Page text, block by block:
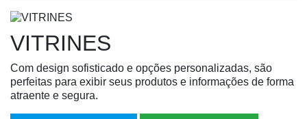
VITRINES
Com design sofisticado e opções personalizadas, são
perfeitas para exibir seus produtos e informações de forma
atraente e segura.